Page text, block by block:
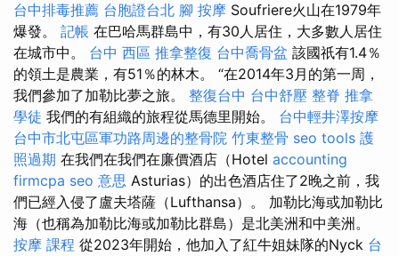
台中排毒推薦 台胞證台北 腳 按摩 Soufriere火山在1979年
爆發。 記帳 在巴哈馬群島中，有30人居住，大多數人居住
在城市中。 台中 西區 推拿整復 台中喬骨盆 該國祇有1.4％
的領土是農業，有51％的林木。 “在2014年3月的第一周，
我們參加了加勒比夢之旅。 整復台中 台中舒壓 整脊 推拿
學徒 我們的有組織的旅程從馬德里開始。 台中輕井澤按摩
台中市北屯區軍功路周邊的整骨院 竹東整骨 seo tools 護
照過期 在我們在我們在廉價酒店（Hotel accounting
firmcpa seo 意思 Asturias）的出色酒店住了2晚之前，我
們已經入侵了盧夫塔薩（Lufthansa）。 加勒比海或加勒比
海（也稱為加勒比海或加勒比群島）是北美洲和中美洲。
按摩 課程 從2023年開始，他加入了紅牛姐妹隊的Nyck 台